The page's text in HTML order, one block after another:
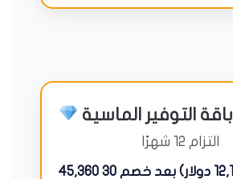
باقة التوفير الماسية
التزام 12 شهرًا